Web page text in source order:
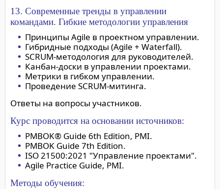
13. Современные тренды в управлении
командами. Гибкие методологии управления
Принципы Agile в проектном управлении.
Гибридные подходы (Agile + Waterfall).
SCRUM-методология для руководителей.
Канбан-доски в управлении проектами.
Метрики в гибком управлении.
Проведение SCRUM-митинга.
Ответы на вопросы участников.
Курс проводится на основании источников:
PMBOK® Guide 6th Edition, PMI.
PMBOK Guide 7th Edition.
ISO 21500:2021 "Управление проектами".
Agile Practice Guide, PMI.
Методы обучения: